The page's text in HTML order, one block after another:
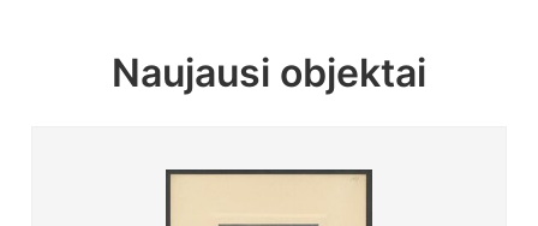
Naujausi objektai